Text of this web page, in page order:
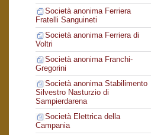
Società anonima Ferriera
Fratelli Sanguineti
Società anonima Ferriera di
Voltri
Società anonima Franchi-
Gregorini
Società anonima Stabilimento
Silvestro Nasturzio di
Sampierdarena
Società Elettrica della
Campania